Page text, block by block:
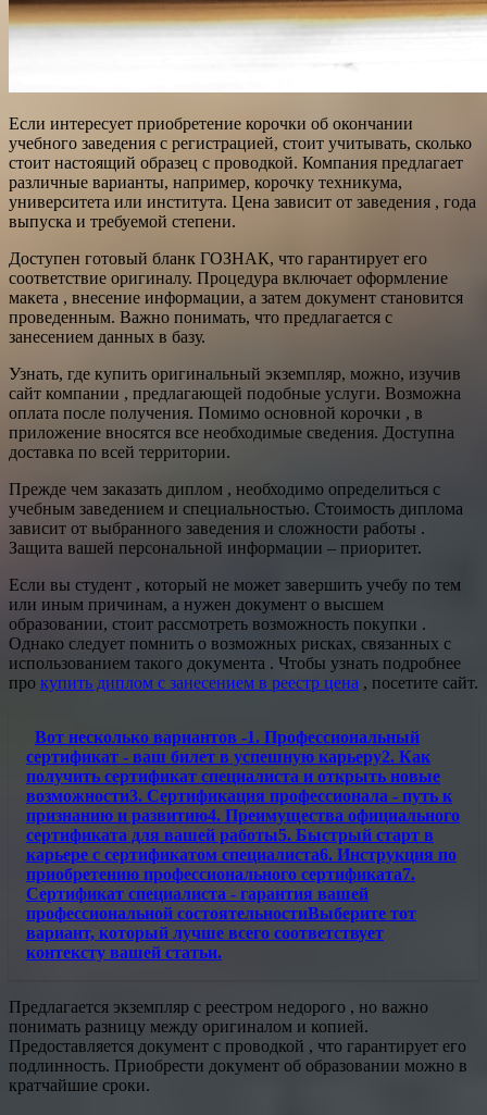
Если интересует приобретение корочки об окончании
учебного заведения с регистрацией, стоит учитывать, сколько
стоит настоящий образец с проводкой. Компания предлагает
различные варианты, например, корочку техникума,
университета или института. Цена зависит от заведения , года
выпуска и требуемой степени.
Доступен готовый бланк ГОЗНАК, что гарантирует его
соответствие оригиналу. Процедура включает оформление
макета , внесение информации, а затем документ становится
проведенным. Важно понимать, что предлагается с
занесением данных в базу.
Узнать, где купить оригинальный экземпляр, можно, изучив
сайт компании , предлагающей подобные услуги. Возможна
оплата после получения. Помимо основной корочки , в
приложение вносятся все необходимые сведения. Доступна
доставка по всей территории.
Прежде чем заказать диплом , необходимо определиться с
учебным заведением и специальностью. Стоимость диплома
зависит от выбранного заведения и сложности работы .
Защита вашей персональной информации – приоритет.
Если вы студент , который не может завершить учебу по тем
или иным причинам, а нужен документ о высшем
образовании, стоит рассмотреть возможность покупки .
Однако следует помнить о возможных рисках, связанных с
использованием такого документа . Чтобы узнать подробнее
про купить диплом с занесением в реестр цена , посетите сайт.
Вот несколько вариантов -1. Профессиональный
сертификат - ваш билет в успешную карьеру2. Как
получить сертификат специалиста и открыть новые
возможности3. Сертификация профессионала - путь к
признанию и развитию4. Преимущества официального
сертификата для вашей работы5. Быстрый старт в
карьере с сертификатом специалиста6. Инструкция по
приобретению профессионального сертификата7.
Сертификат специалиста - гарантия вашей
профессиональной состоятельностиВыберите тот
вариант, который лучше всего соответствует
контексту вашей статьи.
Предлагается экземпляр с реестром недорого , но важно
понимать разницу между оригиналом и копией.
Предоставляется документ с проводкой , что гарантирует его
подлинность. Приобрести документ об образовании можно в
кратчайшие сроки.